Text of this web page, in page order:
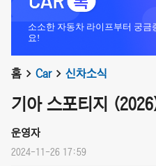
소소한 자동차 라이프부터 궁금
요!
홈 Car 신차소식
기아 스포티지
운영자
2024-11-26 17:59